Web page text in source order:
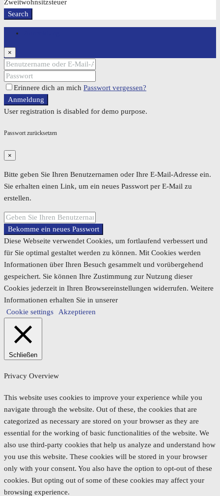
Zweitwohnsitzsteuer
Search
×
Erinnere dich an mich Passwort vergessen?
Anmeldung
User registration is disabled for demo purpose.
Passwort zurücksetzen
×
Bitte geben Sie Ihren Benutzernamen oder Ihre E-Mail-Adresse ein.
Sie erhalten einen Link, um ein neues Passwort per E-Mail zu
erstellen.
Bekomme ein neues Passwort
Diese Webseite verwendet Cookies, um fortlaufend verbessert und
für Sie optimal gestaltet werden zu können. Mit Cookies werden
Informationen über Ihren Besuch gesammelt und vorübergehend
gespeichert. Sie können Ihre Zustimmung zur Nutzung dieser
Cookies jederzeit in Ihren Browsereinstellungen widerrufen. Weitere
Informationen erhalten Sie in unserer
Cookie settings
Akzeptieren
Schließen
Privacy Overview
This website uses cookies to improve your experience while you
navigate through the website. Out of these, the cookies that are
categorized as necessary are stored on your browser as they are
essential for the working of basic functionalities of the website. We
also use third-party cookies that help us analyze and understand how
you use this website. These cookies will be stored in your browser
only with your consent. You also have the option to opt-out of these
cookies. But opting out of some of these cookies may affect your
browsing experience.